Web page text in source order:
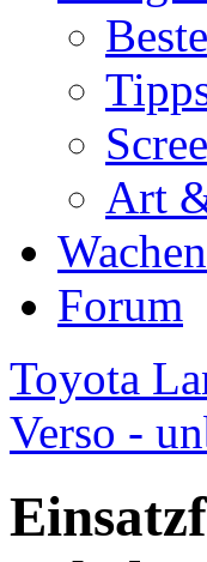
Art
Forum
Toyota
Verso -